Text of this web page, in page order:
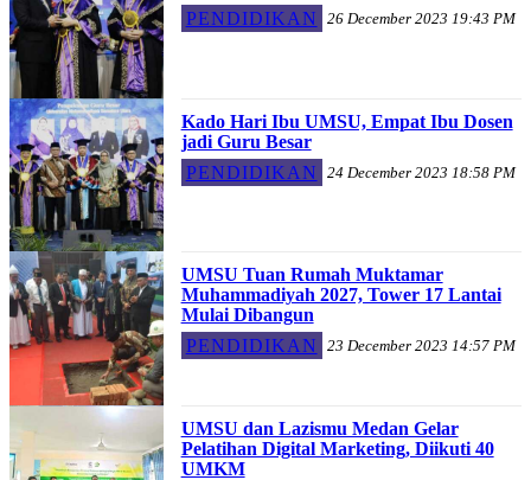
PENDIDIKAN
26 December 2023 19:43 PM
Kado Hari Ibu UMSU, Empat Ibu Dosen
jadi Guru Besar
PENDIDIKAN
24 December 2023 18:58 PM
UMSU Tuan Rumah Muktamar
Muhammadiyah 2027, Tower 17 Lantai
Mulai Dibangun
PENDIDIKAN
23 December 2023 14:57 PM
UMSU dan Lazismu Medan Gelar
Pelatihan Digital Marketing, Diikuti 40
UMKM